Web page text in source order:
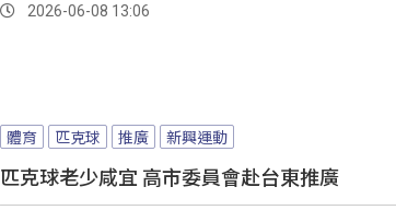
2026-06-08 13:06
體育 匹克球 推廣 新興運動
匹克球老少咸宜 高市委員會赴台東推廣